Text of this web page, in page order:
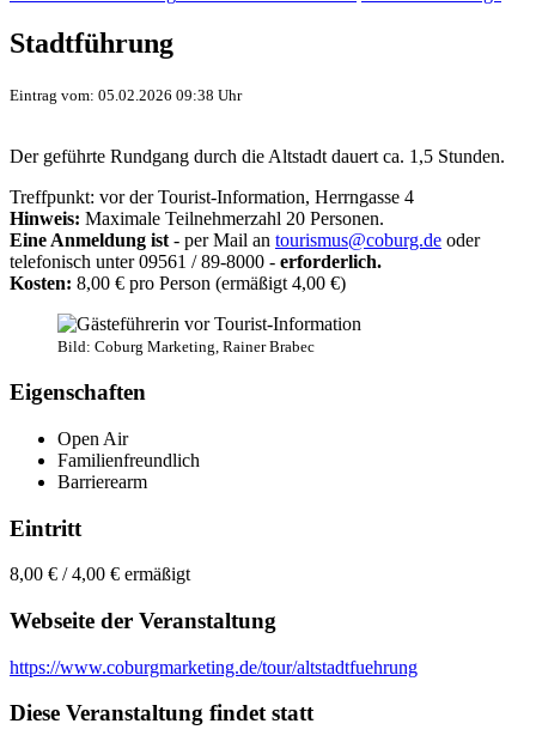
Stadtführung
Eintrag vom: 05.02.2026 09:38 Uhr
Der geführte Rundgang durch die Altstadt dauert ca. 1,5 Stunden.
Treffpunkt: vor der Tourist-Information, Herrngasse 4
Hinweis: Maximale Teilnehmerzahl 20 Personen.
Eine Anmeldung ist - per Mail an tourismus@coburg.de oder
telefonisch unter 09561 / 89-8000 - erforderlich.
Kosten: 8,00 € pro Person (ermäßigt 4,00 €)
Bild: Coburg Marketing, Rainer Brabec
Eigenschaften
Open Air
Familienfreundlich
Barrierearm
Eintritt
8,00 € / 4,00 € ermäßigt
Webseite der Veranstaltung
https://www.coburgmarketing.de/tour/altstadtfuehrung
Diese Veranstaltung findet statt